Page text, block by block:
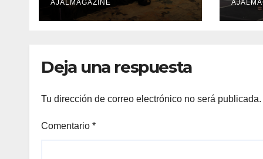
competitividad del
país
AJALMAGAZINE
Deja una respuesta
Tu dirección de correo electrónico no será publicada.
Comentario *